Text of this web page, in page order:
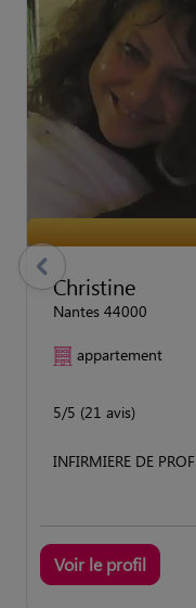
Christine
Nantes 44000
appartement
5/5 (21 avis)
INFIRMIERE DE
Voir le profil
previous